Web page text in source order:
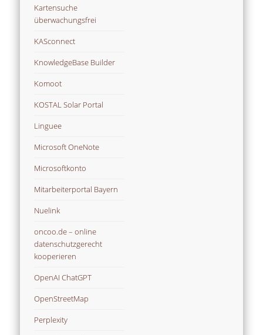
Kartensuche
überwachungsfrei
KASconnect
KnowledgeBase Builder
Komoot
KOSTAL Solar Portal
Linguee
Microsoft OneNote
Microsoftkonto
Mitarbeiterportal Bayern
Nuelink
oncoo.de – online
datenschutzgerecht
kooperieren
OpenAI ChatGPT
OpenStreetMap
Perplexity